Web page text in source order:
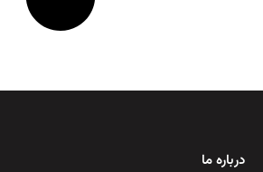
درباره ما